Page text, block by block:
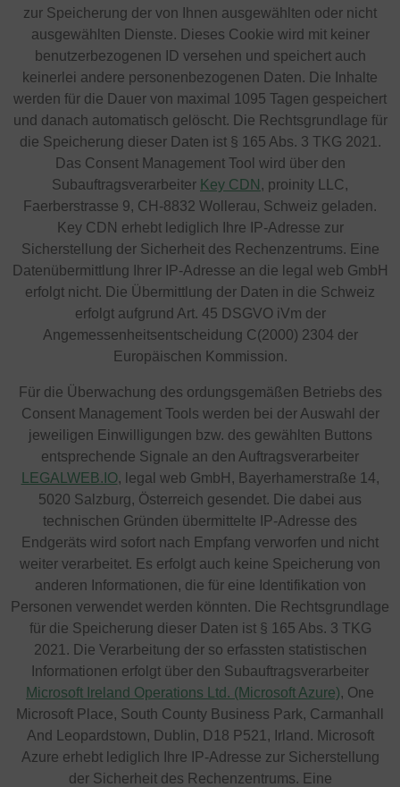
zur Speicherung der von Ihnen ausgewählten oder nicht
ausgewählten Dienste. Dieses Cookie wird mit keiner
benutzerbezogenen ID versehen und speichert auch
keinerlei andere personenbezogenen Daten. Die Inhalte
werden für die Dauer von maximal 1095 Tagen gespeichert
und danach automatisch gelöscht. Die Rechtsgrundlage für
die Speicherung dieser Daten ist § 165 Abs. 3 TKG 2021.
Das Consent Management Tool wird über den
Subauftragsverarbeiter Key CDN , proinity LLC,
Faerberstrasse 9, CH-8832 Wollerau, Schweiz geladen.
Key CDN erhebt lediglich Ihre IP-Adresse zur
Sicherstellung der Sicherheit des Rechenzentrums. Eine
Datenübermittlung Ihrer IP-Adresse an die legal web GmbH
erfolgt nicht. Die Übermittlung der Daten in die Schweiz
erfolgt aufgrund Art. 45 DSGVO iVm der
Angemessenheitsentscheidung C(2000) 2304 der
Europäischen Kommission.
Für die Überwachung des ordungsgemäßen Betriebs des
Consent Management Tools werden bei der Auswahl der
jeweiligen Einwilligungen bzw. des gewählten Buttons
entsprechende Signale an den Auftragsverarbeiter
LEGALWEB.IO, legal web GmbH, Bayerhamerstraße 14,
5020 Salzburg, Österreich gesendet. Die dabei aus
technischen Gründen übermittelte IP-Adresse des
Endgeräts wird sofort nach Empfang verworfen und nicht
weiter verarbeitet. Es erfolgt auch keine Speicherung von
anderen Informationen, die für eine Identifikation von
Personen verwendet werden könnten. Die Rechtsgrundlage
für die Speicherung dieser Daten ist § 165 Abs. 3 TKG
2021. Die Verarbeitung der so erfassten statistischen
Informationen erfolgt über den Subauftragsverarbeiter
Microsoft Ireland Operations Ltd. (Microsoft Azure), One
Microsoft Place, South County Business Park, Carmanhall
And Leopardstown, Dublin, D18 P521, Irland. Microsoft
Azure erhebt lediglich Ihre IP-Adresse zur Sicherstellung
der Sicherheit des Rechenzentrums. Eine